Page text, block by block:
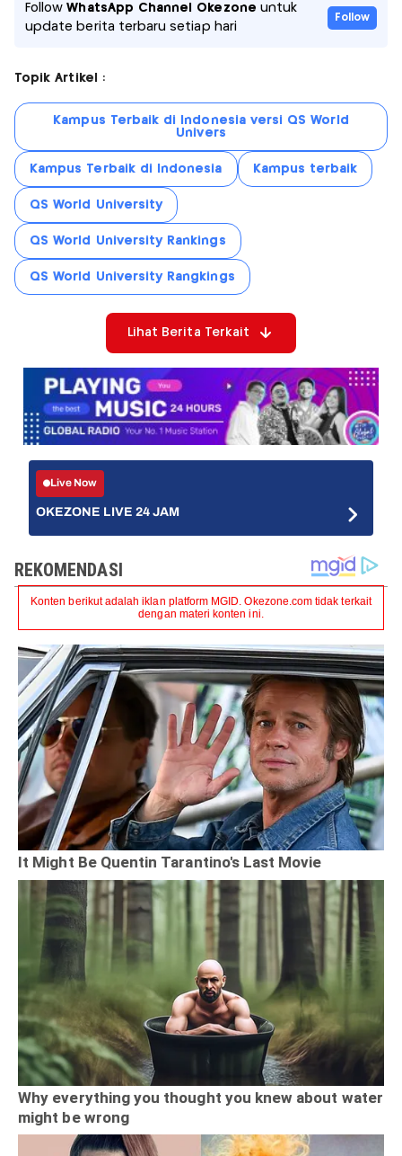
FollowWhatsApp Channel Okezone untuk
update berita terbaru setiap hari
Follow
Topik Artikel :
Kampus Terbaik di Indonesia versi QS World
Univers
Kampus Terbaik di Indonesia Kampus terbaik
QS World University
QS World University Rankings
QS World University Rangkings
Lihat Berita Terkait
Live Now
OKEZONE LIVE 24 JAM